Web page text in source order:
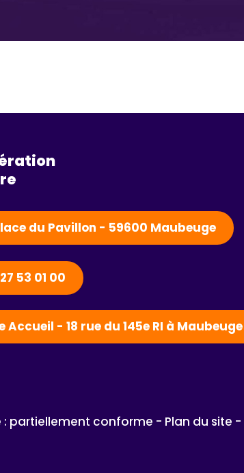
du Pavillon - 59600 Maubeuge
53 01 00
Accueil - 18 rue du 145e RI à Maubeuge
: partiellement conforme - Plan du site -